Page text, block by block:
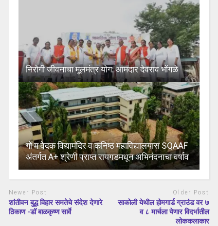
निरोगी जीवनाचा मूलमंत्र योग: आमदार देवराव भोंगळे
गो म वेदक विद्यामंदिर व कनिष्ठ महाविद्यालयास SQAAF
अंतर्गत A+ श्रेणी प्राप्त रायगडमधून अभिनंदनाचा वर्षाव
Newer Post
शांतीवन बुद्ध विहार समतेचे संदेश देणारे
ठिकाण -डॉ बाळकृष्ण सार्वे
Older Post
साकोली येथील होमगार्ड ग्राउंड वर ७
व ८ मार्चला येणार विदर्भातील
लोककलाकार